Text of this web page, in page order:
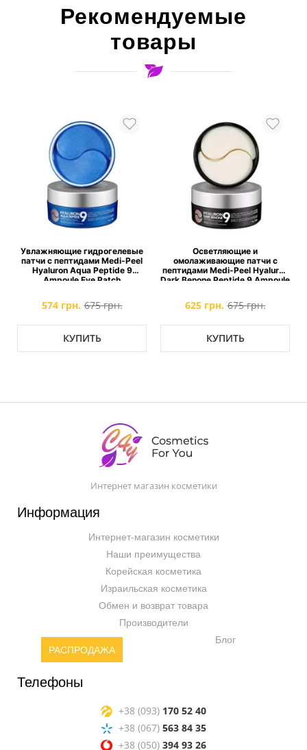
Рекомендуемые
товары
Увлажняющие гидрогелевые
патчи с пептидами Medi-Peel
Hyaluron Aqua Peptide 9
Ampoule Eye Patch
574 грн. 675 грн.
КУПИТЬ
Осветляющие и
омолаживающие патчи с
пептидами Medi-Peel Hyaluron
Dark Benone Peptide 9 Ampoule
625 грн. 675 грн.
КУПИТЬ
Интернет магазин косметики
Информация
Интернет-магазин косметики
Наши преимущества
Корейская косметика
Израильская косметика
Обмен и возврат товара
Производители
РАСПРОДАЖА
Блог
Телефоны
+38 (093) 170 52 40
+38 (067) 563 84 35
+38 (050) 394 93 26